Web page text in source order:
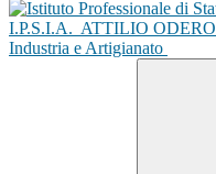
I.P.S.I.A. ATTILIO ODERO
Industria e Artigianato